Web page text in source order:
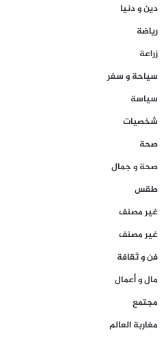
دين و دنيا
رياضة
زراعة
سياحة و سفر
سياسة
شخصيات
صحة
صحة و جمال
طقس
غير مصنف
غير مصنف
فن و ثقافة
مال و أعمال
مجتمع
مغاربة العالم